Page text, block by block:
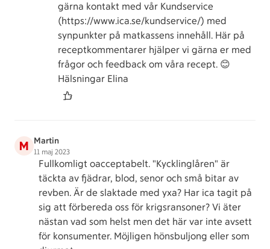
gärna kontakt med vår Kundservice
(https://www.ica.se/kundservice/) med
synpunkter på matkassens innehåll. Här på
receptkommentarer hjälper vi gärna er med
frågor och feedback om våra recept. 😊
Hälsningar Elina
M Martin
11 maj 2023
Fullkomligt oacceptabelt. "Kycklinglåren" är
täckta av fjädrar, blod, senor och små bitar av
revben. Är de slaktade med yxa? Har ica tagit på
sig att förbereda oss för krigsransoner? Vi äter
nästan vad som helst men det här var inte avsett
för konsumenter. Möjligen hönsbuljong eller som